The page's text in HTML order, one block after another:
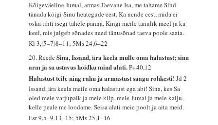
Kõigeväeline Jumal, armas Taevane Isa, me tahame Sind
tänada kõigi Sinu heategude eest. Ka nende eest, mida ei
oska tihti isegi tähele panna. Kingi meile tänulik meel ja ka
keel, mis julgeb sõnades need tänusõnad taeva poole saata.
Kl 3,(5–7)8–11; 5Ms 24,6–22
20. ReedeSina, Issand, ära keela mulle oma halastust; sinu
arm ja su ustavus hoidku mind alati.Ps 40,12
Halastust teile ning rahu ja armastust saagu rohkesti!Jd 2
Issand, ära keela meile oma halastust ega abi! Sina, kes Sa
oled meie varjupaik ja meie kilp, meie Jumal ja meie kalju,
kelle peale me loodame. Seisa alati meie poolt ja aita meid.
Esr 9,5–9.13–15; 5Ms 25,1–16